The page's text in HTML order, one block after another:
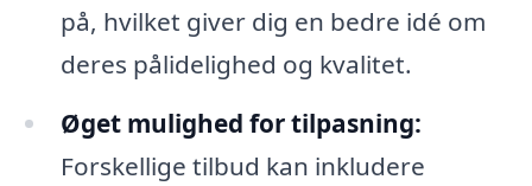
på, hvilket giver dig en bedre idé om
deres pålidelighed og kvalitet.
Øget mulighed for tilpasning:
Forskellige tilbud kan inkludere